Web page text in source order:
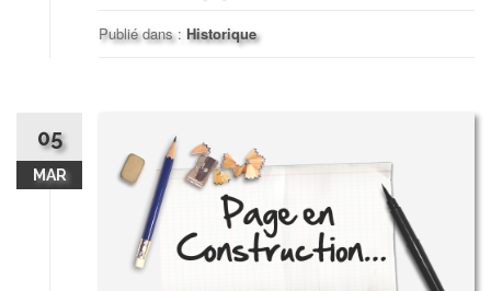
Publié dans : Historique
05
MAR